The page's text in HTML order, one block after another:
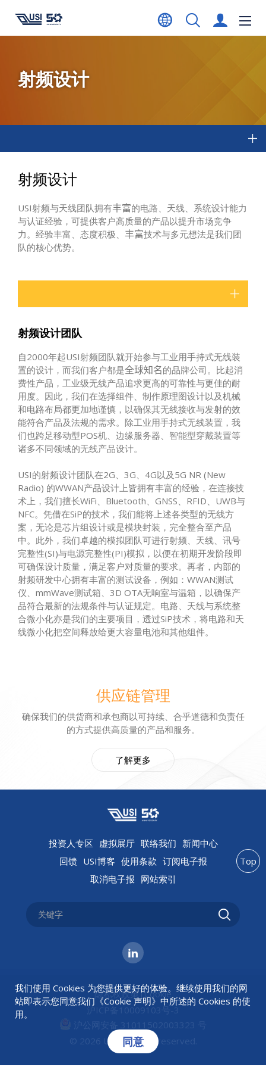
射频设计
射频设计
USI射频与天线团队拥有丰富的电路、天线、系统设计能力
与认证经验，可提供客户高质量的产品以提升市场竞争
力。经验丰富、态度积极、
丰富技术与多元想法是我们团
队的核心优势。
射频设计团队
自2000年起USI射频团队就开始参与工业用手持式无线装
置的设计，而我们客户都是全球知名的品牌公司。比起消
费性产品，工业级无线产品追求更高的可靠性与更佳的耐
用度。因此，我们在选择组件、制作原理图设计以及机械
和电路布局都更加地谨慎，以确保其无线接收与发射的效
能符合产品及法规的需求。除工业用手持式无线装置，我
们也跨足移动型POS机、边缘服务器、智能型穿戴装置等
诸多不同领域的无线产品设计。
USI的射频设计团队在2G、3G、4G以及5G NR (New
Radio) 的WWAN产品设计上皆拥有丰富的经验，在连接技
术上，我们擅长WiFi、Bluetooth、GNSS、RFID、UWB与
NFC。凭借在SiP的技术，我们能将上述各类型的无线方
案，无论是芯片组设计或是模块封装，完全整合至产品
中。此外，我们卓越的模拟团队可进行射频、天线、讯号
完整性(SI)与电源完整性(PI)模拟，以便在初期开发阶段即
可确保设计质量，满足客户对质量的要求。再者，内部的
射频研发中心拥有丰富的测试设备，例如：WWAN测试
仪、mmWave测试箱、3D OTA无响室与温箱，以确保产
品符合最新的法规条件与认证规定。电路、天线与系统整
合微小化亦是我们的主要项目，透过SiP技术，将电路和天
线微小化把空间释放给更大容量电池和其他组件。
供应链管理
确保我们的供货商和承包商以可持续、合乎道德和负责任
的方式提供高质量的产品和服务。
了解更多
投资人专区 虚拟展厅 联络我们 新闻中心
回馈 USI博客 使用条款 订阅电子报
取消电子报 网站索引
隐私权政策 |Cookie
沪ICP备10009103号-3
沪公网安备 31011502003323 号
© 2026 USI All rights reserved.
Top
我们使用 Cookies 为您提供更好的体验。继续使用我们的网
站即表示您同意我们《Cookie 声明》中所述的 Cookies 的使
用。
同意